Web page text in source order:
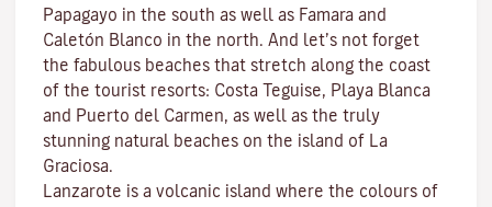
Papagayo in the south as well as Famara and
Caletón Blanco in the north. And let’s not forget
the fabulous beaches that stretch along the coast
of the tourist resorts: Costa Teguise, Playa Blanca
and Puerto del Carmen, as well as the truly
stunning natural beaches on the island of La
Graciosa.
Lanzarote is a volcanic island where the colours of